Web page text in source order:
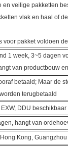
en veilige pakketten
vlak en haal of
voor pakket voldoen
1 week, 3~5 dagen
van productbouw
betaald; Maar de
terugbetaald
EXW, DDU
hangt van
Kong, Guangzhou